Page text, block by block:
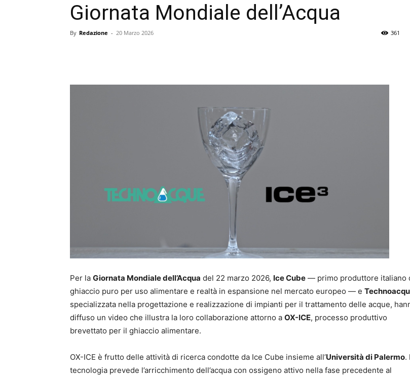
Giornata Mondiale dell’Acqua
By Redazione - 20 Marzo 2026 361
Per la Giornata Mondiale dell’Acqua del 22 marzo 2026, Ice Cube — primo produttore italiano
ghiaccio puro per uso alimentare e realtà in espansione nel mercato europeo — e
specializzata nella progettazione e realizzazione di impianti per il trattamento delle acque,
diffuso un video che illustra la loro collaborazione attorno a OX-ICE, processo produttivo
brevettato per il ghiaccio alimentare.
OX-ICE è frutto delle attività di ricerca condotte da Ice Cube insieme all’Università di Palermo.
tecnologia prevede l’arricchimento dell’acqua con ossigeno attivo nella fase precedente al